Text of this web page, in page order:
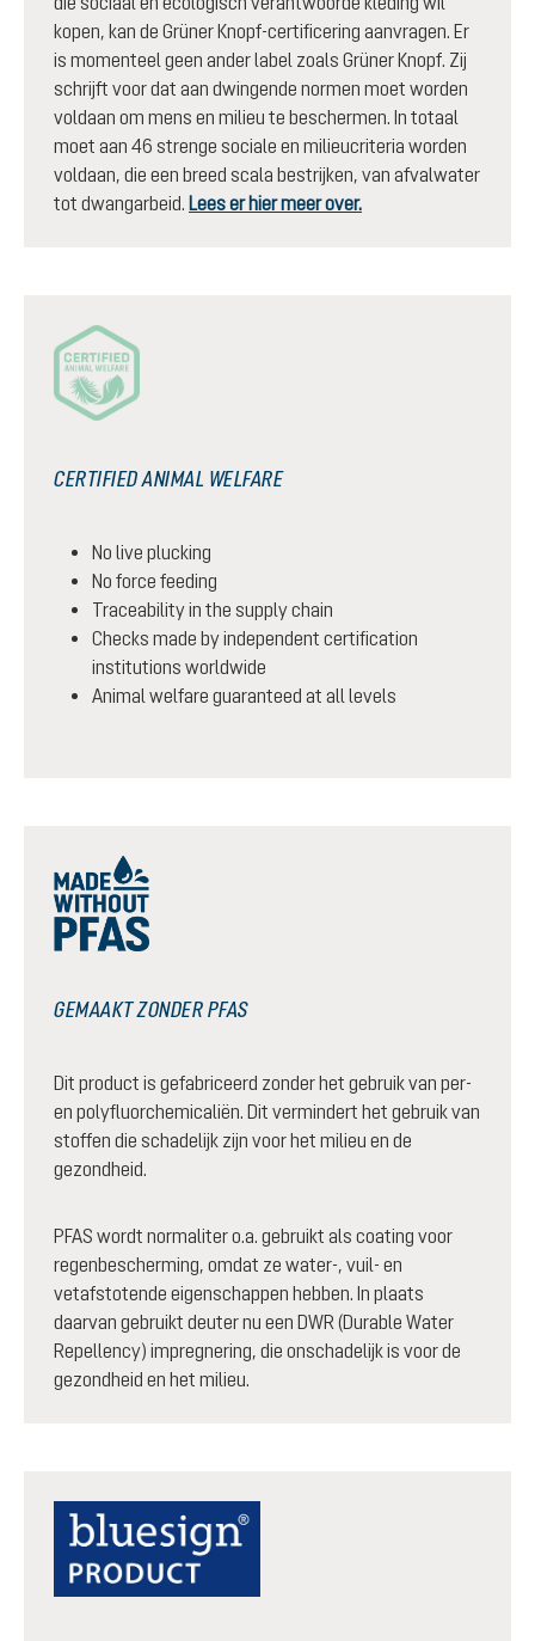
kopen, kan de Grüner Knopf-certificering aanvragen. Er
is momenteel geen ander label zoals Grüner Knopf. Zij
schrijft voor dat aan dwingende normen moet worden
voldaan om mens en milieu te beschermen. In totaal
moet aan 46 strenge sociale en milieucriteria worden
voldaan, die een breed scala bestrijken, van afvalwater
tot dwangarbeid. Lees er hier meer over.
CERTIFIED ANIMAL WELFARE
No live plucking
No force feeding
Traceability in the supply chain
Checks made by independent certification
institutions worldwide
Animal welfare guaranteed at all levels
GEMAAKT ZONDER PFAS
Dit product is gefabriceerd zonder het gebruik van per-
en polyfluorchemicaliën. Dit vermindert het gebruik van
stoffen die schadelijk zijn voor het milieu en de
gezondheid.
PFAS wordt normaliter o.a. gebruikt als coating voor
regenbescherming, omdat ze water-, vuil- en
vetafstotende eigenschappen hebben. In plaats
daarvan gebruikt deuter nu een DWR (Durable Water
Repellency) impregnering, die onschadelijk is voor de
gezondheid en het milieu.